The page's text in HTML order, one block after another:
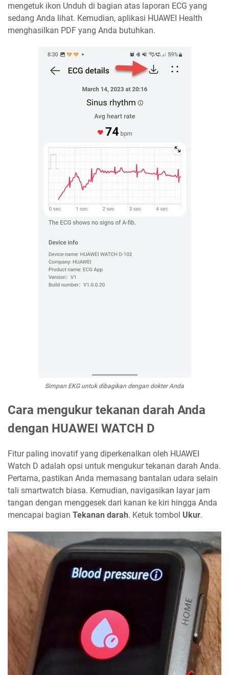
mengetuk ikon Unduh di bagian atas laporan ECG yang
sedang Anda lihat. Kemudian, aplikasi HUAWEI Health
menghasilkan PDF yang Anda butuhkan.
Simpan EKG untuk dibagikan dengan dokter Anda
Cara mengukur tekanan darah Anda
dengan HUAWEI WATCH D
Fitur paling inovatif yang diperkenalkan oleh HUAWEI
Watch D adalah opsi untuk mengukur tekanan darah Anda.
Pertama, pastikan Anda memasang bantalan udara selain
tali smartwatch biasa. Kemudian, navigasikan layar jam
tangan dengan menggesek dari kanan ke kiri hingga Anda
mencapai bagian Tekanan darah. Ketuk tombol Ukur.